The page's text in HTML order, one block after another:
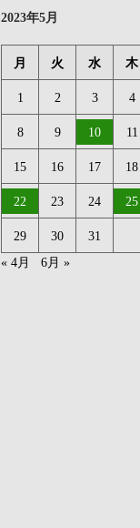
2023年5月
月 火 水 木
1 2 3 4
8 9 10 11
15 16 17 18
22 23 24 25
29 30
31
« 4月
6月 »